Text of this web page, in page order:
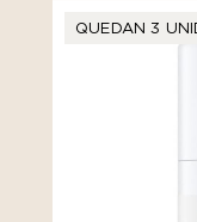
QUEDAN 3